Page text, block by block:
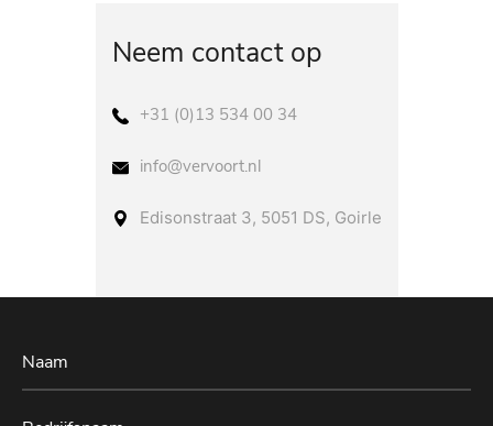
Neem contact op
+31 (0)13 534 00 34
info@vervoort.nl
Edisonstraat 3, 5051 DS, Goirle